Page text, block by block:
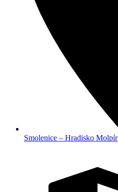
Smolenice – Hradisko Molpír